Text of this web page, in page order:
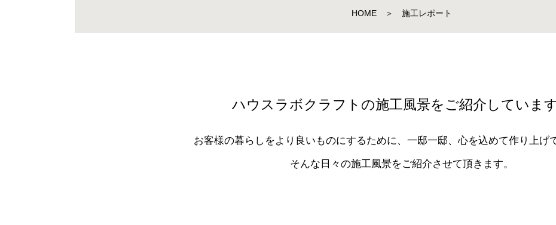
HOME ＞ 施工レポート
ハウスラボクラフトの施工風景をご紹介しています
お客様の暮らしをより良いものにするために、一邸一邸、心を込めて作り上げ
そんな日々の施工風景をご紹介させて頂きます。